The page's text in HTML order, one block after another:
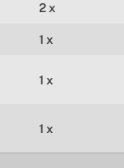
2 x
1 x
1 x
1 x